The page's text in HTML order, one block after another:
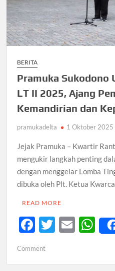
BERITA
Pramuka Sukodono
LT II 2025, Ajang
Kemandirian dan
pramukadelta 1 Oktober 2025
Jejak Pramuka – Kwartir
mengukir langkah penting
dengan menggelar Lomba
dibuka oleh Plt. Ketua
READ MORE
F
ac
e
T
E
W
h
Commenton